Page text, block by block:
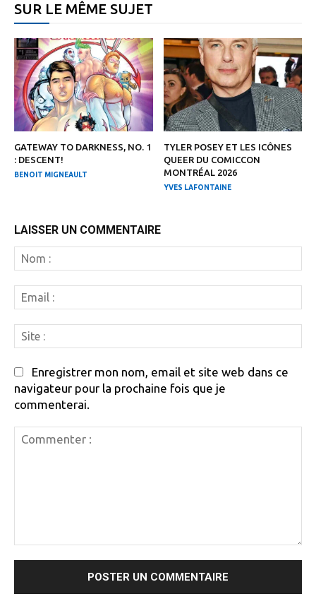
SUR LE MÊME SUJET
GATEWAY TO DARKNESS, NO. 1
: DESCENT!
BENOIT MIGNEAULT
TYLER POSEY ET LES ICÔNES
QUEER DU COMICCON
MONTRÉAL 2026
YVES LAFONTAINE
LAISSER UN COMMENTAIRE
:
:
:
Enregistrer mon nom, email et site web dans ce
navigateur pour la prochaine fois que je
commenterai.